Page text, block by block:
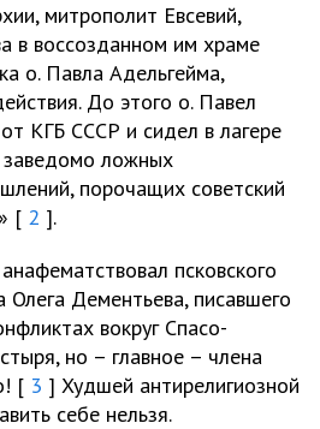
митрополит Евсевий,
в воссозданном им храме
о. Павла Адельгейма,
До этого о. Павел
КГБ СССР и сидел в лагере
заведомо ложных
порочащих советский
[ 2 ].
псковского
Олега Дементьева, писавшего
вокруг Спасо-
но – главное – члена
[ 3 ] Худшей антирелигиозной
себе нельзя.